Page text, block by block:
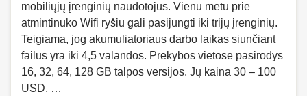
mobiliųjų įrenginių naudotojus. Vienu metu prie
atmintinuko Wifi ryšiu gali pasijungti iki trijų įrenginių.
Teigiama, jog akumuliatoriaus darbo laikas siunčiant
failus yra iki 4,5 valandos. Prekybos vietose pasirodys
16, 32, 64, 128 GB talpos versijos. Jų kaina 30 – 100
USD. …